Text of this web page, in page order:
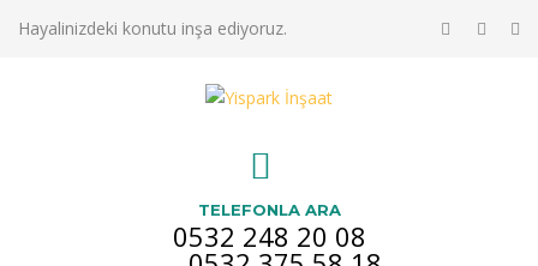
Hayalinizdeki konutu inşa ediyoruz.
TELEFONLA ARA
0532 248 20 08